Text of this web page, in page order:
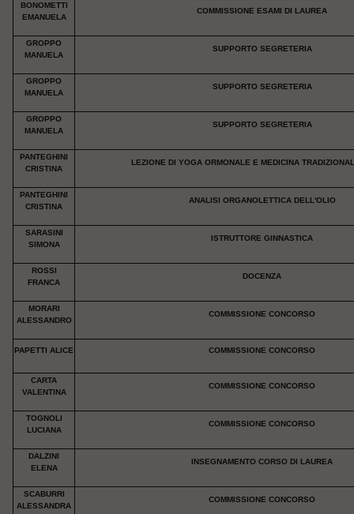
BONOMETTI
EMANUELA
COMMISSIONE ESAMI DI LAUREA
GROPPO
MANUELA
SUPPORTO SEGRETERIA
GROPPO
MANUELA
SUPPORTO SEGRETERIA
GROPPO
MANUELA
SUPPORTO SEGRETERIA
PANTEGHINI
CRISTINA
LEZIONE DI YOGA ORMONALE E MEDICINA
PANTEGHINI
CRISTINA
ANALISI ORGANOLETTICA DELL'OLIO
SARASINI
SIMONA
ISTRUTTORE GINNASTICA
ROSSI
FRANCA
DOCENZA
MORARI
ALESSANDRO
COMMISSIONE CONCORSO
PAPETTI ALICE COMMISSIONE CONCORSO
CARTA
VALENTINA
COMMISSIONE CONCORSO
TOGNOLI
LUCIANA
COMMISSIONE CONCORSO
DALZINI
ELENA
INSEGNAMENTO CORSO DI LAUREA
SCABURRI
ALESSANDRA
COMMISSIONE CONCORSO